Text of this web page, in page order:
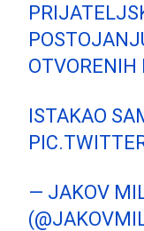
ISTAKAO
— JAKOV